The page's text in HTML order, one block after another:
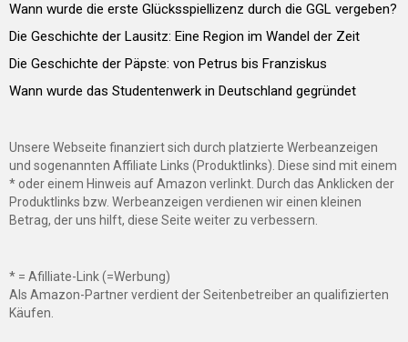
Wann wurde die erste Glücksspiellizenz durch die GGL vergeben?
Die Geschichte der Lausitz: Eine Region im Wandel der Zeit
Die Geschichte der Päpste: von Petrus bis Franziskus
Wann wurde das Studentenwerk in Deutschland gegründet
Unsere Webseite finanziert sich durch platzierte Werbeanzeigen
und sogenannten Affiliate Links (Produktlinks). Diese sind mit einem
* oder einem Hinweis auf Amazon verlinkt. Durch das Anklicken der
Produktlinks bzw. Werbeanzeigen verdienen wir einen kleinen
Betrag, der uns hilft, diese Seite weiter zu verbessern.
* = Afilliate-Link (=Werbung)
Als Amazon-Partner verdient der Seitenbetreiber an qualifizierten
Käufen.